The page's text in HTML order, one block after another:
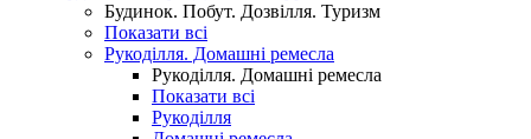
Будинок. Побут. Дозвілля. Туризм
Показати всі
Рукоділля. Домашні ремесла
Рукоділля. Домашні ремесла
Показати всі
Рукоділля